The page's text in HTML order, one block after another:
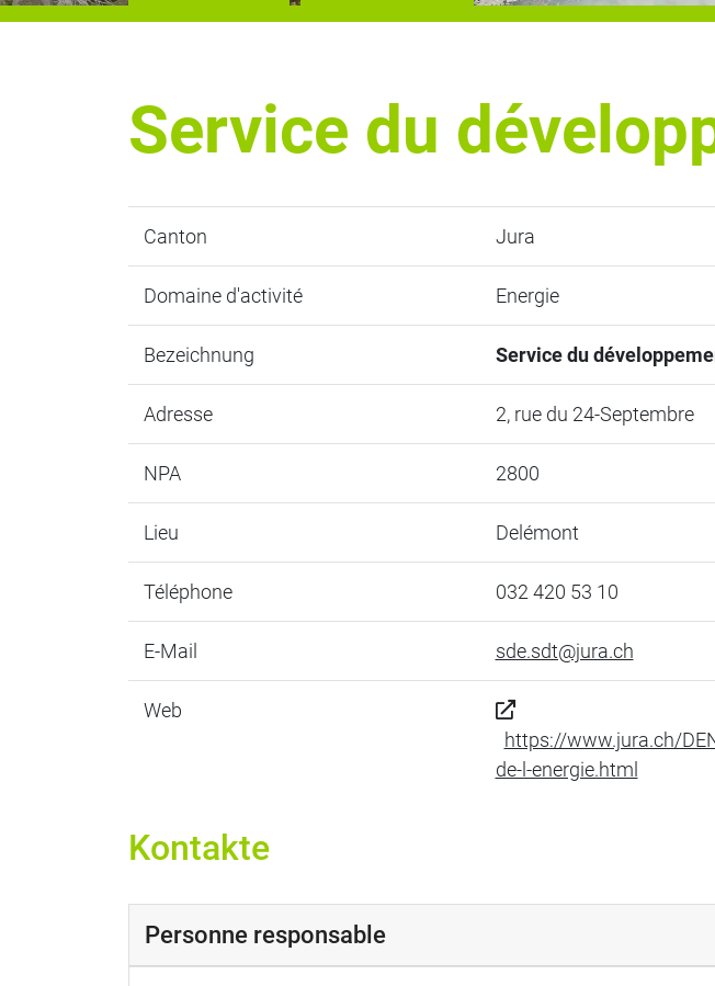
Service du
Canton Jura
Domaine d'activité Energie
Bezeichnung Service du
Adresse 2, rue du 24-Septembre
NPA 2800
Lieu Delémont
Téléphone 032 420 53 10
E-Mail sde.sdt@jura.ch
Web
https://www.jura.ch/
de-l-energie.html
Kontakte
Personne responsable